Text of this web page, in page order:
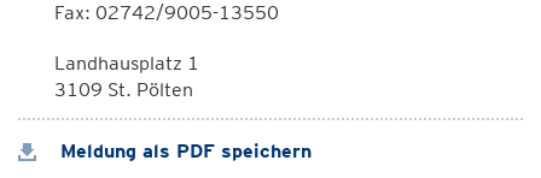
Fax: 02742/9005-13550
Landhausplatz 1
3109 St. Pölten
Meldung als PDF speichern